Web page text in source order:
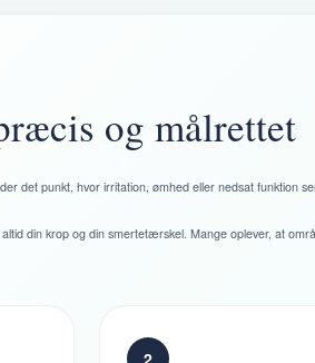
og målrettet
det punkt, hvor irritation, ømhed eller nedsat funktion
din krop og din smertetærskel. Mange oplever, at